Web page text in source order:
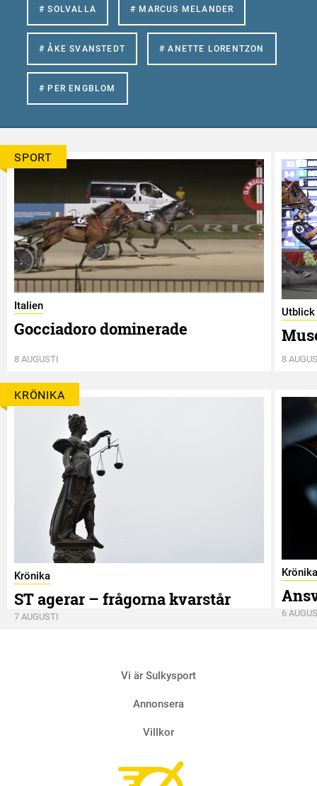
# SOLVALLA # MARCUS MELANDER
# ÅKE SVANSTEDT # ANETTE LORENTZON
# PER ENGBLOM
SPORT
Italien
Gocciadoro dominerade
8 AUGUSTI
Utblick
8
KRÖNIKA
Krönika
ST agerar – frågorna kvarstår
7 AUGUSTI
Krönika
6
Vi är Sulkysport
Annonsera
Villkor